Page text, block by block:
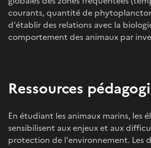
courants, quantité de
d'établir des relations avec la
comportement des animaux par
Ressources
En étudiant les animaux marins, les
sensibilisent aux enjeux et aux
protection de l'environnement. Les